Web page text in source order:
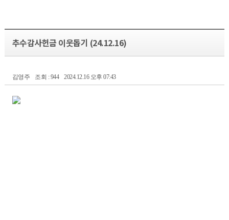
추수감사헌금 이웃돕기 (24.12.16)
김영주 조회 : 944 2024.12.16 오후 07:43